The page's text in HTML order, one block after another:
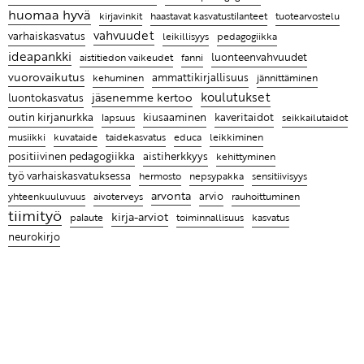
Entä jos lapsen hyvän kasvun juuret ovat tiimissäsi?
Leikin lomassa on luontevaa harjoitella uusia taitoja
Ratkaisujen muistitaulu
Lasten kanssa jokainen päivä on erilainen ja se
tekeekin työstä mielenkiintoista
Ammattikirjat auttavat ymmärtämään, miksi lapsi
käyttäytyy tietyllä tavalla ja antaa parempia keinoja
kohdata hänet
huomaa hyvä kirjavinkit haastavat kasvatustilanteet tuotearvostelu
varhaiskasvatus vahvuudet leikillisyys pedagogiikka
ideapankki aistitiedon vaikeudet fanni luonteenvahvuudet
vuorovaikutus kehuminen ammattikirjallisuus jännittäminen
luontokasvatus jäsenemme kertoo koulutukset
outin kirjanurkka lapsuus kiusaaminen kaveritaidot seikkailutaidot
musiikki
kuvataide taidekasvatus educa leikkiminen
positiivinen pedagogiikka aistiherkkyys kehittyminen
työ varhaiskasvatuksessa hermosto nepsypakka sensitiivisyys
yhteenkuuluvuus aivoterveys arvonta arvio rauhoittuminen
tiimityö palaute kirja-arviot toiminnallisuus kasvatus
neurokirjo